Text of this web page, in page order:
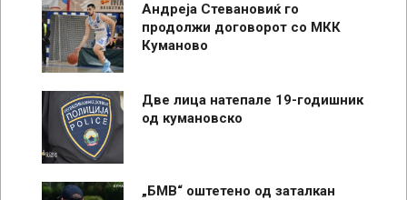
Андреја Стевановиќ го
продолжи договорот со МКК
Куманово
Две лица натепале 19-годишник
од кумановско
„БМВ“ оштетено од заталкан